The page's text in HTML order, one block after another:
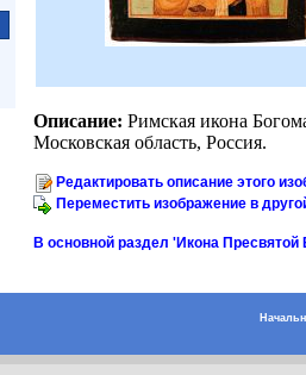
Описание: Римская икона
Московская область, Россия.
Редактировать описание этого
Переместить изображение в
В основной раздел 'Икона